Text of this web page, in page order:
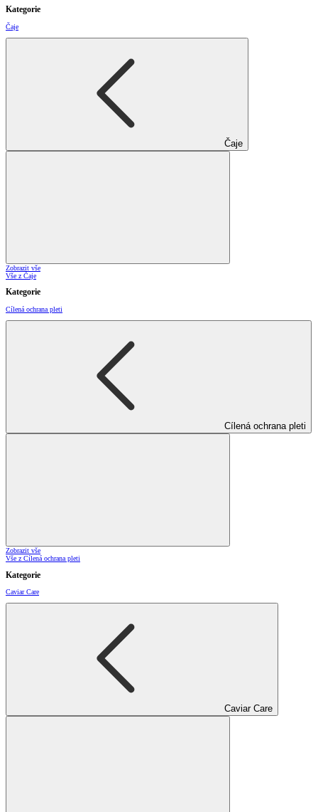
Kategorie
Čaje
Čaje
Zobrazit vše
Vše z Čaje
Kategorie
Cílená ochrana pleti
Cílená ochrana pleti
Zobrazit vše
Vše z Cílená ochrana pleti
Kategorie
Caviar Care
Caviar Care